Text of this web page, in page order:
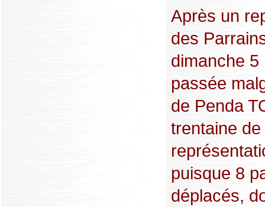
Après un
des
dimanche 5
passée
de Penda
trentaine
puisque 8
déplacés,